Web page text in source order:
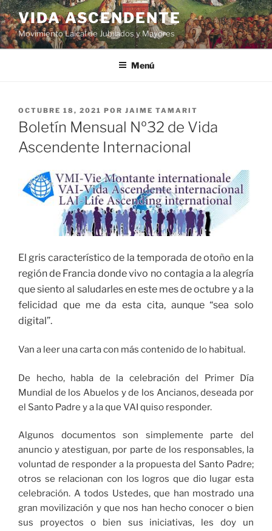
VIDA ASCENDENTE
Movimiento Laical de Jubilados y Mayores
Menú
OCTUBRE 18, 2021 POR JAIME TAMARIT
Boletín Mensual Nº32 de Vida
Ascendente Internacional
El gris característico de la temporada de otoño en la
región de Francia donde vivo no contagia a la alegría
que siento al saludarles en este mes de octubre y a la
felicidad que me da esta cita, aunque “sea solo
digital”.
Van a leer una carta con más contenido de lo habitual.
De hecho, habla de la celebración del Primer Día
Mundial de los Abuelos y de los Ancianos, deseada por
el Santo Padre y a la que VAI quiso responder.
Algunos documentos son simplemente parte del
anuncio y atestiguan, por parte de los responsables, la
voluntad de responder a la propuesta del Santo Padre;
otros se relacionan con los logros que dio lugar esta
celebración. A todos Ustedes, que han mostrado una
gran movilización y que nos han hecho conocer o bien
sus proyectos o bien sus iniciativas, les doy un